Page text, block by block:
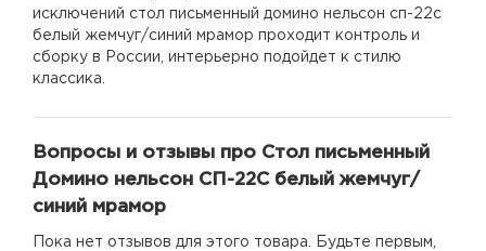
исключений стол письменный домино нельсон сп-22с
белый жемчуг/синий мрамор проходит контроль и
сборку в России, интерьерно подойдет к стилю
классика.
Вопросы и отзывы про Стол письменный
Домино нельсон СП-22С белый жемчуг/
синий мрамор
Пока нет отзывов для этого товара. Будьте первым,